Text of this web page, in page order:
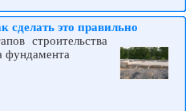
сделать это правильно
строительства
фундамента